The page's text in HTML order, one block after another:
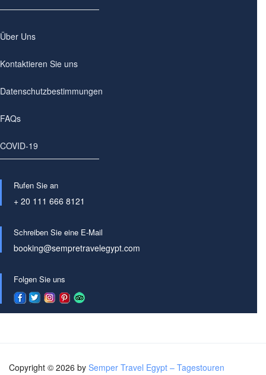
Über Uns
Kontaktieren Sie uns
Datenschutzbestimmungen
FAQs
COVID-19
Rufen Sie an
+ 20 111 666 8121
Schreiben Sie eine E-Mail
booking@sempretravelegypt.com
Folgen Sie uns
Copyright © 2026 by Semper Travel Egypt – Tagestouren